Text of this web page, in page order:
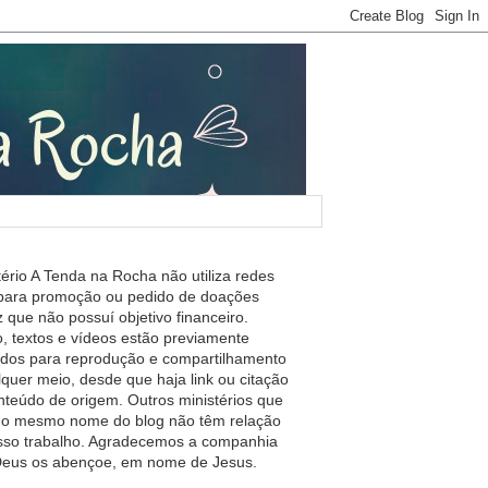
A Tenda na Rocha não utiliza redes
promoção ou pedido de doações
que não possuí objetivo financeiro.
textos e vídeos estão previamente
para reprodução e compartilhamento
meio, desde que haja link ou citação
de origem. Outros ministérios que
mesmo nome do blog não têm relação
trabalho. Agradecemos a companhia
os abençoe, em nome de Jesus.